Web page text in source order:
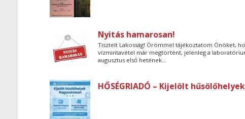
Nyitás hamarosan!
Tisztelt Lakosság! Örömmel tájékoztatom Önöket,
vízmintavétel már megtörtént, jelenleg a
augusztus első hetének...
HŐSÉGRIADÓ – Kijelölt hűsölőhelyek